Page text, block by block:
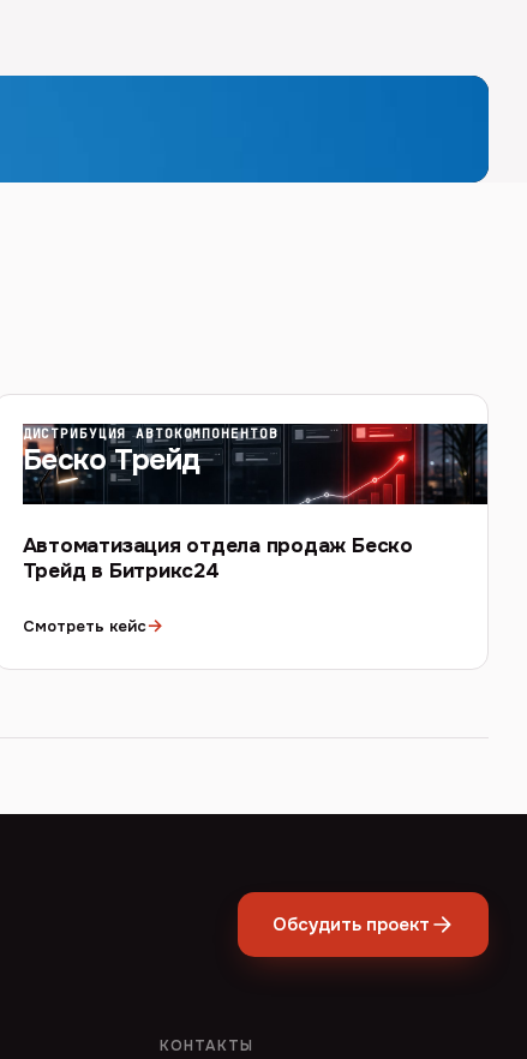
ДИСТРИБУЦИЯ АВТОКОМПОНЕНТОВ
Беско Трейд
Автоматизация отдела продаж Беско
Трейд в Битрикс24
Смотреть кейс→
Обсудить проект
КОНТАКТЫ